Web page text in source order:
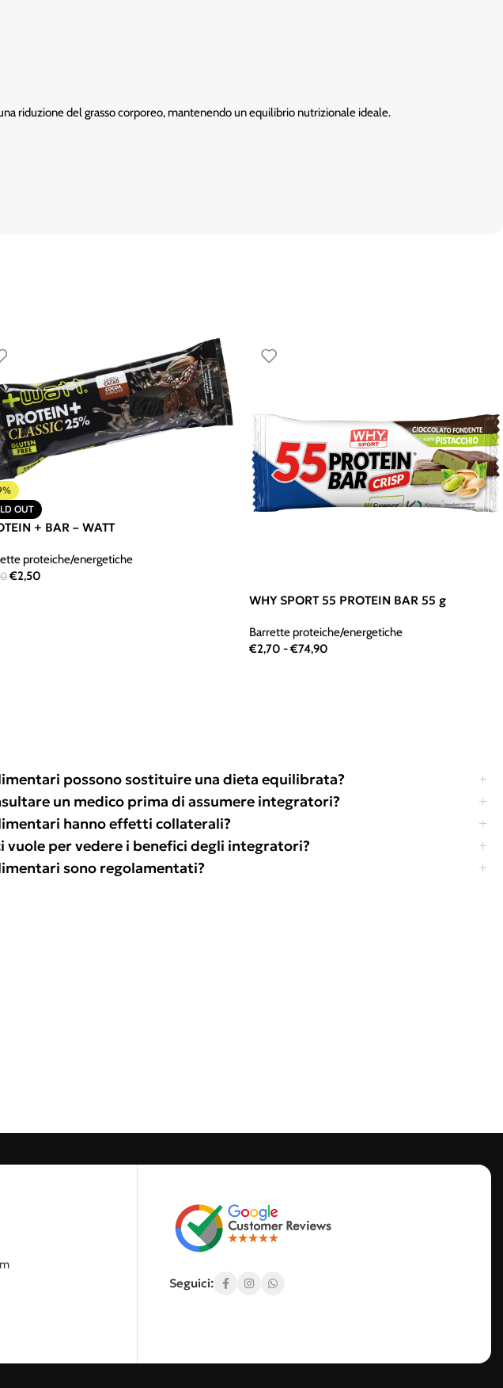
riduzione del grasso corporeo, mantenendo un equilibrio nutrizionale ideale.
OUT
+ BAR – WATT
proteiche/energetiche
€2,50
WHY SPORT 55 PROTEIN BAR 55 g
Barrette proteiche/energetiche
€2,70 -€74,90
possono sostituire una dieta equilibrata?
un medico prima di assumere integratori?
hanno effetti collaterali?
vuole per vedere i benefici degli integratori?
sono regolamentati?
Seguici: